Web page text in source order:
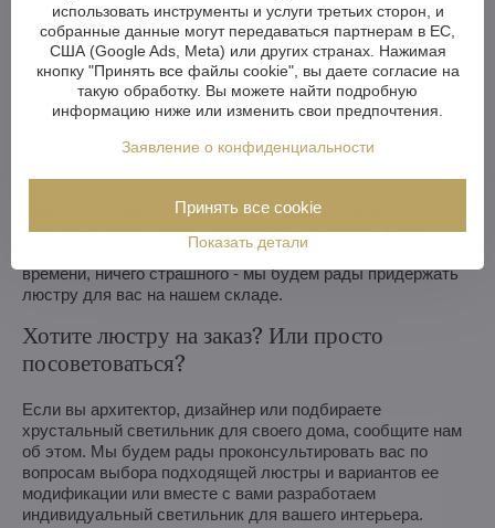
Если вы не выбрали люстру из нашего ассортимента, мы
изготовим для вас полностью индивидуальную люстру.
Все, что вам нужно, - это рисунок или даже картинка/
фотография того, как вы представляете себе люстру. Мы
вышлем вам эскизы, включая визуальные изображения.
недель, в то время как более сложные изменения или
люстра на заказ займут примерно 8-10 недель. Если
строительство или реконструкция займет больше
времени, ничего страшного - мы будем рады придержать
люстру для вас на нашем складе.
Хотите люстру на заказ? Или просто
посоветоваться?
Если вы архитектор, дизайнер или подбираете
хрустальный светильник для своего дома, сообщите нам
об этом. Мы будем рады проконсультировать вас по
вопросам выбора подходящей люстры и вариантов ее
модификации или вместе с вами разработаем
индивидуальный светильник для вашего интерьера.
использовать инструменты и услуги третьих сторон, и
собранные данные могут передаваться партнерам в ЕС,
США (Google Ads, Meta) или других странах. Нажимая
кнопку "Принять все файлы cookie", вы даете согласие на
такую обработку. Вы можете найти подробную
информацию ниже или изменить свои предпочтения.
Заявление о конфиденциальности
Показать детали
Принять все cookie